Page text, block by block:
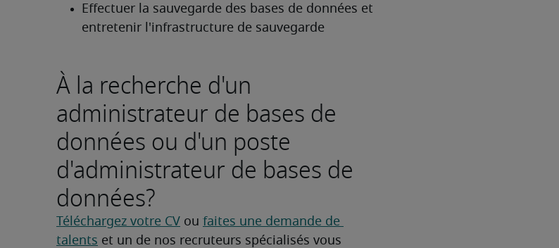
Effectuer la sauvegarde des bases de données et
entretenir l'infrastructure de sauvegarde
À la recherche d'un
administrateur de bases de
données ou d'un poste
d'administrateur de bases de
données?
Téléchargez votre CV ou faites une demande de
talents et un de nos recruteurs spécialisés vous